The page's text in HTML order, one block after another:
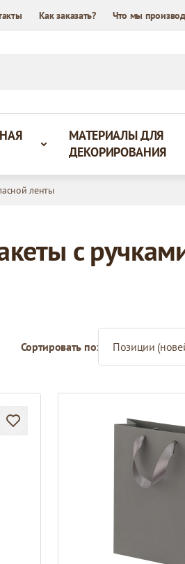
Как заказать? Что мы
МАТЕРИАЛЫ ДЛЯ
ДЕКОРИРОВАНИЯ
ленты
с
Сортировать по: